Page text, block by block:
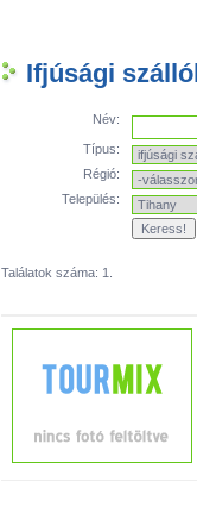
Ifjúsági
Név:
Típus:
Régió:
Település:
Találatok száma: 1.